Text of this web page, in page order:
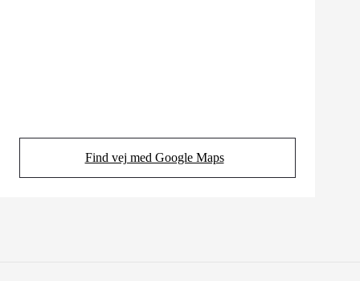
Find vej med Google Maps
(Opens in new tab)